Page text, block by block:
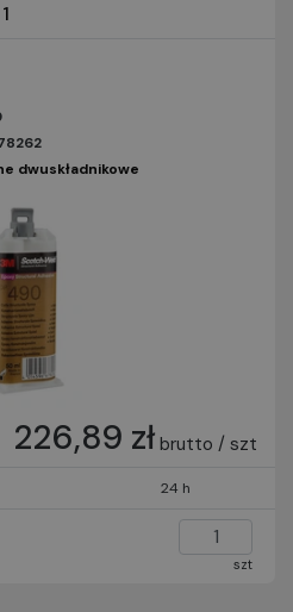
dwuskładnikowe
226,89 zł brutto / szt
24 h
szt